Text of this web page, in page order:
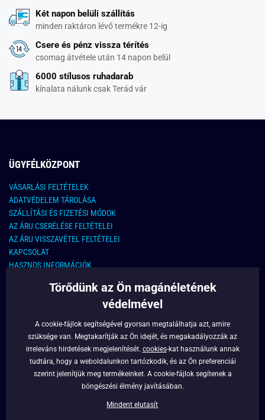
Két napon belüli szállítás
minden raktáron lévő termékre 12-ig
Csere és pénz vissza térítés
csomag átvétele után 14 napon belül
6000 stílusos ruhadarab
kínalata nálunk csak Terád vár
ÜGYFÉLKÖZPONT
VÁSARLÁSI FELTÉTELEK
ADATVÉDELEM TÁROLÁSA
SZÁLLÍTÁSI ÉS FIZETÉSI MÓDOK
AZ ÁRU CSERÉLÉSE FELTÉTELEI
AZ ÁRU VISSZAVÉTEL FELTÉTELEI
KAPCSOLAT
HASZNOS INFORMÁCIÓK
KAPCSOLAT
info@legyferfi.hu
FONTOS INFORMÁCIÓK
RÓLUNK
Törődünk az Ön magánéletének
védelmével
A cookie-fájlok segítségével gyorsan megtalálhatja azt, amire
szüksége van. Megtakarítják az Ön idejét, és megakadályozzák az
irreleváns hirdetések megjelenítését. cookies-kat használunk annak
tudtára, hogy a weboldalunkon tartózkodik, és az Ön preferenciái
szerint jelenítjük meg termékeinket. A cookie-fájlok segítenek a
böngészési élmény javításában.
Mindent elutasít